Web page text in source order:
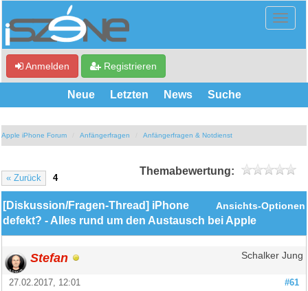
Anmelden Registrieren
Neue Letzten News Suche
Apple iPhone Forum Anfängerfragen Anfängerfragen & Notdienst
« Zurück 4
Themabewertung:
Ansichts-Optionen
[Diskussion/Fragen-Thread] iPhone
defekt? - Alles rund um den Austausch bei Apple
Stefan Schalker Jung
#61
27.02.2017, 12:01